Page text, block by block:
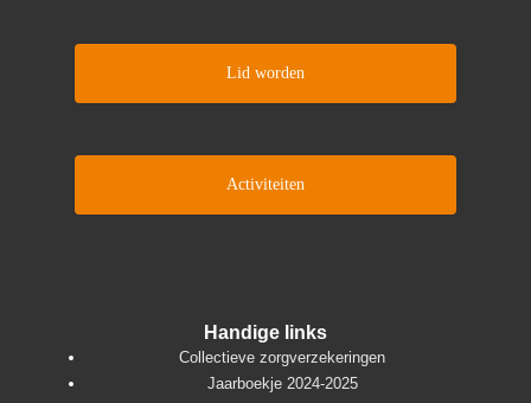
Lid worden
Activiteiten
Handige links
Collectieve zorgverzekeringen
Jaarboekje 2024-2025